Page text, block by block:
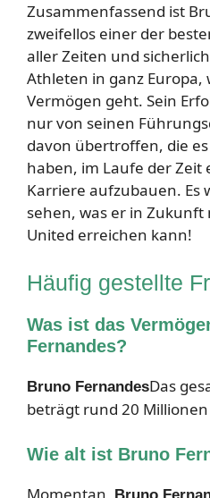
Zusammenfassend ist
zweifellos einer der
aller Zeiten und
Athleten in ganz Europa,
Vermögen geht. Sein
nur von seinen
davon übertroffen, die
haben, im Laufe der Zeit
Karriere aufzubauen. Es
sehen, was er in
United erreichen kann!
Häufig gestellte
Was ist das
Fernandes?
Bruno FernandesDas
beträgt rund 20 Millionen
Wie alt ist Bruno